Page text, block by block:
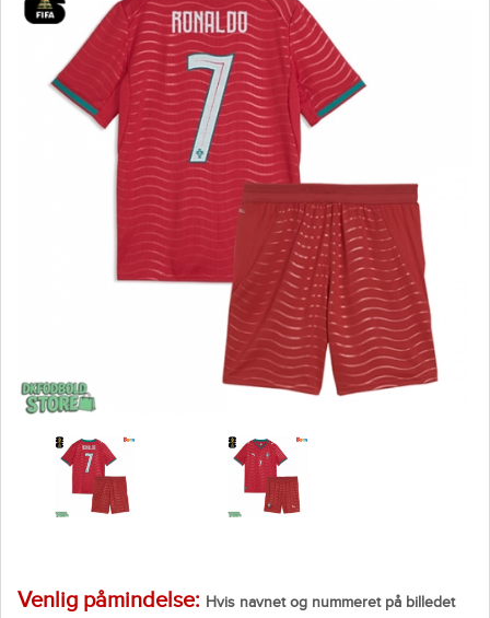
Venlig påmindelse: Hvis navnet og nummeret på billedet